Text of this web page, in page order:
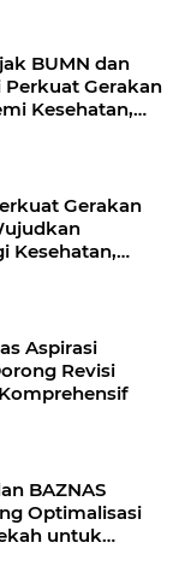
BUMN dan
Gerakan
Kesehatan,
Gerakan
Kesehatan,
Aspirasi
Revisi
BAZNAS
Optimalisasi
untuk